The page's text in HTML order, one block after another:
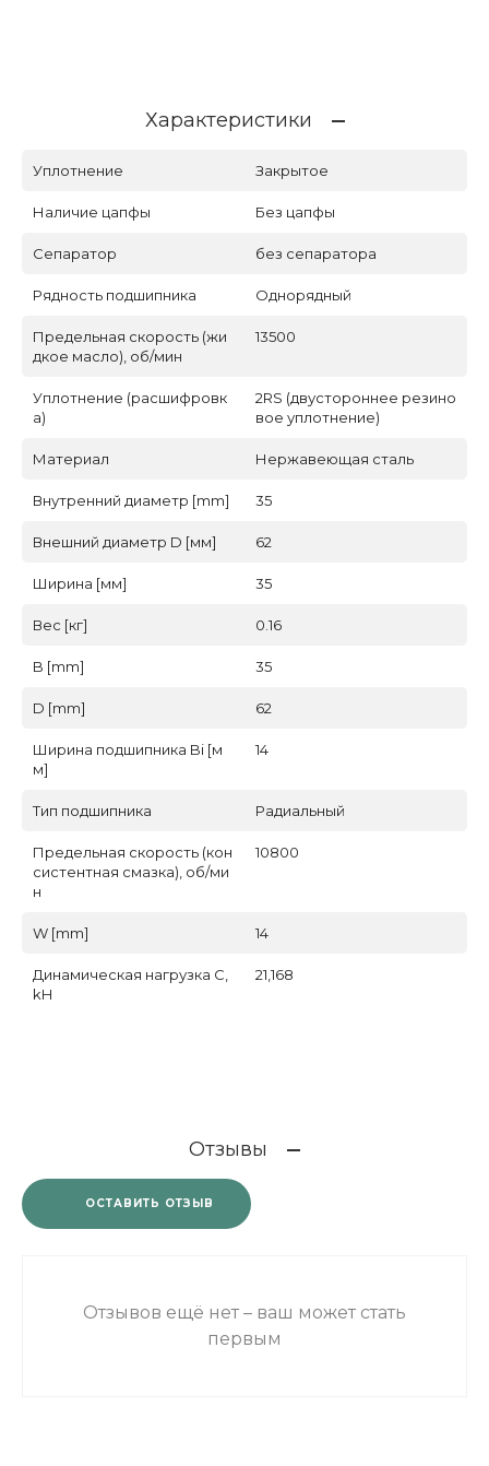
Характеристики
Уплотнение Закрытое
Наличие цапфы Без цапфы
Сепаратор без сепаратора
Рядность подшипника Однорядный
Предельная скорость (жи
дкое масло), об/мин
13500
Уплотнение (расшифровк
а)
2RS (двустороннее резино
вое уплотнение)
Материал Нержавеющая сталь
Внутренний диаметр [mm] 35
Внешний диаметр D [мм] 62
Ширина [мм] 35
Вес [кг] 0.16
B [mm] 35
D [mm] 62
Ширина подшипника Bi [м
м]
14
Тип подшипника Радиальный
Предельная скорость (кон
систентная смазка), об/ми
н
10800
W [mm] 14
Динамическая нагрузка C,
kН
21,168
Отзывы
ОСТАВИТЬ ОТЗЫВ
Отзывов ещё нет – ваш может стать
первым